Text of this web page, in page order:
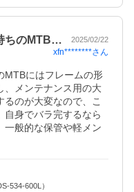
ちのMTB… 2025/02/22
xfn********さん
MTBにはフレームの形
、メンテナンス用の大
のが大変なので、こ
自身でバラ完するなら
一般的な保管や軽メン
534-600L）